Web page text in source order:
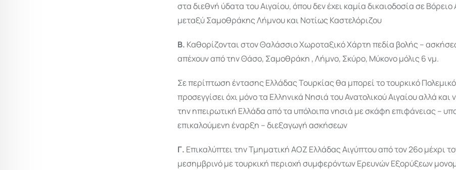
στα διεθνή ύδατα του Αιγαίου, όπου δεν έχει καμία δικαιοδοσία σε Βόρειο
μεταξύ Σαμοθράκης Λήμνου και Νοτίως Καστελόριζου
Β. Καθορίζονται στον Θαλάσσιο Χωροταξικό Χάρτη πεδία βολής –
απέχουν από την Θάσο, Σαμοθράκη , Λήμνο, Σκύρο, Μύκονο μόλις 6 νμ.
Σε περίπτωση έντασης Ελλάδας Τουρκίας θα μπορεί το τουρκικό
προσεγγίσει όχι μόνο τα Ελληνικά Νησιά του Ανατολικού Αιγαίου αλλά και
την ηπειρωτική Ελλάδα από τα υπόλοιπα νησιά με σκάφη επιφάνειας –
επικαλούμενη έναρξη – διεξαγωγή ασκήσεων
Γ. Επικαλύπτει την Τμηματική ΑΟΖ Ελλάδας Αιγύπτου από τον 26ο μέχρι
μεσημβρινό με τουρκική περιοχή συμφερόντων Ερευνών Εξορύξεων